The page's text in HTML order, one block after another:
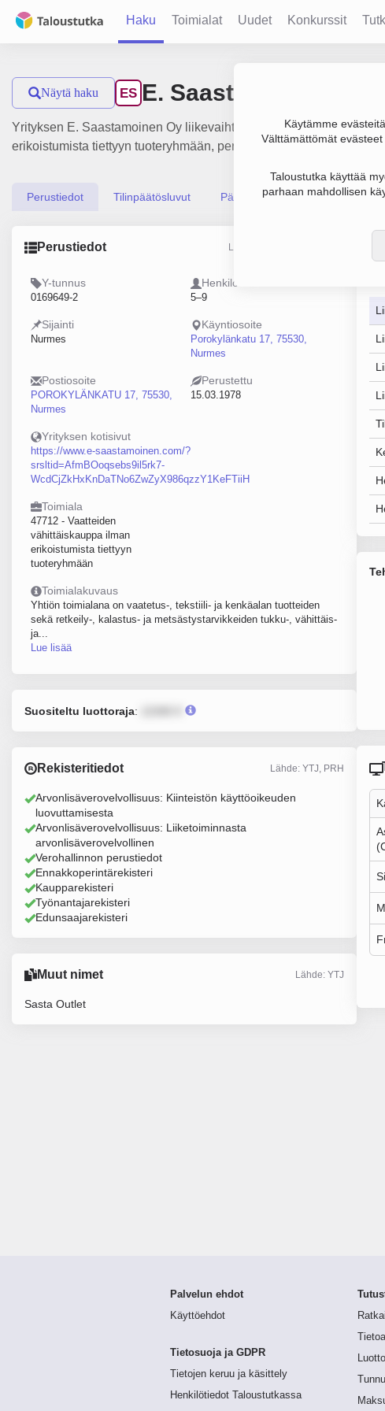
Haku Toimialat Uudet Konkurssit
Käytämme
Välttämättömät
Taloustutka käyttää
parhaan mahdollisen
Näytä haku ES E. Saastamoinen Oy
Yrityksen E. Saastamoinen Oy liikevaihto on 707 000 €, tulos 36
erikoistumista tiettyyn tuoteryhmään, perustamisvuosi 1978 ja
Perustiedot Tilinpäätösluvut Päättäjätiedot
Perustiedot Lähde: YTJ, PRH, Traficom
Y-tunnus
0169649-2
Henkilöstömäärä
5–9
Sijainti
Nurmes
Käyntiosoite
Porokylänkatu 17, 75530,
Nurmes
Postiosoite
POROKYLÄNKATU 17, 75530,
Nurmes
Perustettu
15.03.1978
Yrityksen kotisivut
https://www.e-saastamoinen.com/?
srsltid=AfmBOoqsebs9il5rk7-
WcdCjZkHxKnDaTNo6ZwZyX986qzzY1KeFTiiH
Toimiala
47712 - Vaatteiden
vähittäiskauppa ilman
erikoistumista tiettyyn
tuoteryhmään
Toimialakuvaus
Yhtiön toimialana on vaatetus-, tekstiili- ja kenkäalan tuotteiden
sekä retkeily-, kalastus- ja metsästystarvikkeiden tukku-, vähittäis-
ja...
Lue lisää
Suositeltu luottoraja:
Rekisteritiedot Lähde: YTJ, PRH
Arvonlisäverovelvollisuus: Kiinteistön käyttöoikeuden
luovuttamisesta
Arvonlisäverovelvollisuus: Liiketoiminnasta
arvonlisäverovelvollinen
Verohallinnon perustiedot
Ennakkoperintärekisteri
Kaupparekisteri
Työnantajarekisteri
Edunsaajarekisteri
Muut nimet Lähde: YTJ
Sasta Outlet
Palvelun ehdot
Käyttöehdot
Tietosuoja ja GDPR
Tietojen keruu ja käsittely
Henkilötiedot Taloustutkassa